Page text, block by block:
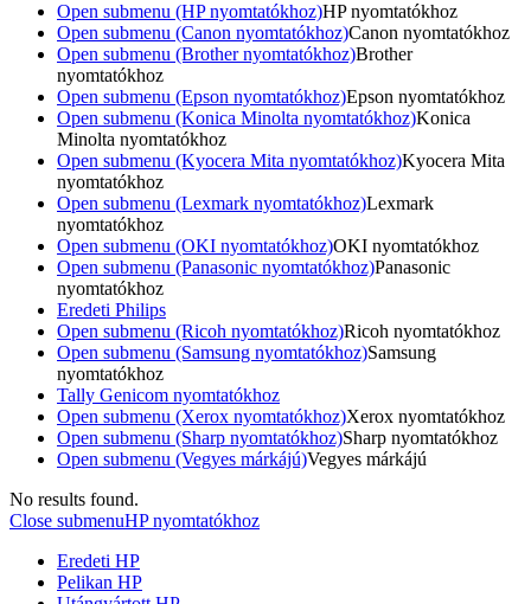
Open submenu (HP nyomtatókhoz)HP nyomtatókhoz
Open submenu (Canon nyomtatókhoz)Canon nyomtatókhoz
Open submenu (Brother nyomtatókhoz)Brother
nyomtatókhoz
Open submenu (Epson nyomtatókhoz)Epson nyomtatókhoz
Open submenu (Konica Minolta nyomtatókhoz)Konica
Minolta nyomtatókhoz
Open submenu (Kyocera Mita nyomtatókhoz)Kyocera Mita
nyomtatókhoz
Open submenu (Lexmark nyomtatókhoz)Lexmark
nyomtatókhoz
Open submenu (OKI nyomtatókhoz)OKI nyomtatókhoz
Open submenu (Panasonic nyomtatókhoz)Panasonic
nyomtatókhoz
Eredeti Philips
Open submenu (Ricoh nyomtatókhoz)Ricoh nyomtatókhoz
Open submenu (Samsung nyomtatókhoz)Samsung
nyomtatókhoz
Tally Genicom nyomtatókhoz
Open submenu (Xerox nyomtatókhoz)Xerox nyomtatókhoz
Open submenu (Sharp nyomtatókhoz)Sharp nyomtatókhoz
Open submenu (Vegyes márkájú)Vegyes márkájú
No results found.
Close submenuHP nyomtatókhoz
Eredeti HP
Pelikan HP